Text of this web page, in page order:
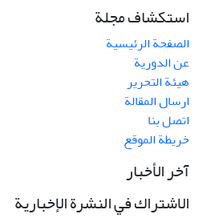
استكشاف مجلة
الصفحة الرئيسية
عن الدورية
هيئة التحرير
ارسال المقالة
اتصل بنا
خريطة الموقع
آخر الأخبار
الاشتراك في النشرة الإخبارية